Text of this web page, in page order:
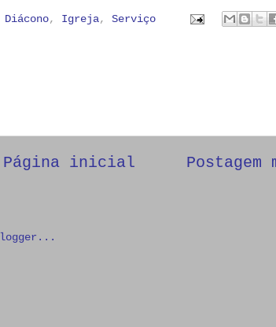
Diácono, Igreja,Serviço
Página inicial